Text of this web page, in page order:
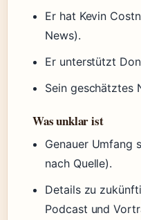
Er hat Kevin
News).
Er unterstützt
Sein geschätztes
Was unklar ist
Genauer Umfang
nach Quelle).
Details zu
Podcast und